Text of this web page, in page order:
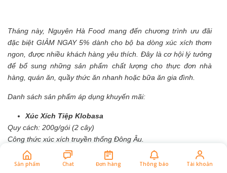
Tháng này, Nguyên Hà Food mang đến chương trình ưu đãi
đặc biệt GIẢM NGAY 5% dành cho bộ ba dòng xúc xích thơm
ngon, được nhiều khách hàng yêu thích. Đây là cơ hội lý tưởng
để bổ sung những sản phẩm chất lượng cho thực đơn nhà
hàng, quán ăn, quầy thức ăn nhanh hoặc bữa ăn gia đình.
Danh sách sản phẩm áp dụng khuyến mãi:
Xúc Xích Tiệp Klobasa
Quy cách: 200g/gói (2 cây)
Công thức xúc xích truyền thống Đông Âu.
Thịt chắc, vị đậm đà, thơm đặc trưng.
Thích hợp áp chảo, nướng hoặc ăn kèm bánh mì.
Sản phẩm Chat Đơn hàng Thông báo Tài khoản